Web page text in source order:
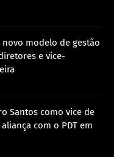
modelo de gestão
e vice-
Santos como vice de
com o PDT em